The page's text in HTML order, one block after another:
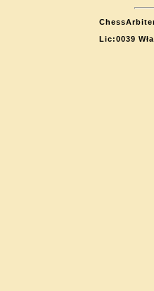
Lic:0039